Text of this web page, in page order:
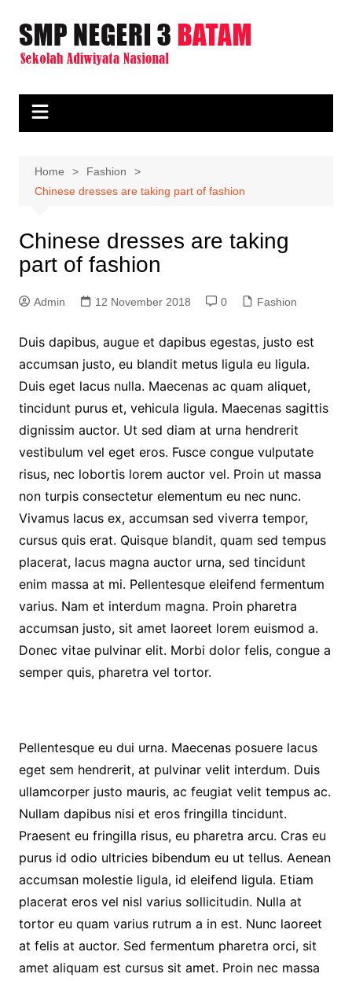
content
Home
Fashion
Chinese dresses are taking part of fashion
Chinese dresses are taking
part of fashion
Admin 12 November 2018 0 Fashion
Duis dapibus, augue et dapibus egestas, justo est
accumsan justo, eu blandit metus ligula eu ligula.
Duis eget lacus nulla. Maecenas ac quam aliquet,
tincidunt purus et, vehicula ligula. Maecenas sagittis
dignissim auctor. Ut sed diam at urna hendrerit
vestibulum vel eget eros. Fusce congue vulputate
risus, nec lobortis lorem auctor vel. Proin ut massa
non turpis consectetur elementum eu nec nunc.
Vivamus lacus ex, accumsan sed viverra tempor,
cursus quis erat. Quisque blandit, quam sed tempus
placerat, lacus magna auctor urna, sed tincidunt
enim massa at mi. Pellentesque eleifend fermentum
varius. Nam et interdum magna. Proin pharetra
accumsan justo, sit amet laoreet lorem euismod a.
Donec vitae pulvinar elit. Morbi dolor felis, congue a
semper quis, pharetra vel tortor.
Pellentesque eu dui urna. Maecenas posuere lacus
eget sem hendrerit, at pulvinar velit interdum. Duis
ullamcorper justo mauris, ac feugiat velit tempus ac.
Nullam dapibus nisi et eros fringilla tincidunt.
Praesent eu fringilla risus, eu pharetra arcu. Cras eu
purus id odio ultricies bibendum eu ut tellus. Aenean
accumsan molestie ligula, id eleifend ligula. Etiam
placerat eros vel nisl varius sollicitudin. Nulla at
tortor eu quam varius rutrum a in est. Nunc laoreet
at felis at auctor. Sed fermentum pharetra orci, sit
amet aliquam est cursus sit amet. Proin nec massa